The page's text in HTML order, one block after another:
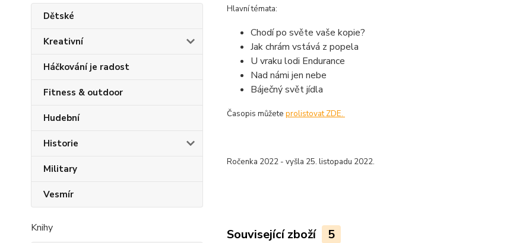
Dětské
Kreativní
Háčkování je radost
Fitness & outdoor
Hudební
Historie
Military
Vesmír
Knihy
Hlavní témata:
Chodí po světe vaše kopie?
Jak chrám vstává z popela
U vraku lodi Endurance
Nad námi jen nebe
Báječný svět jídla
Časopis můžete prolistovat ZDE.
Ročenka 2022 - vyšla 25. listopadu 2022.
Související zboží 5